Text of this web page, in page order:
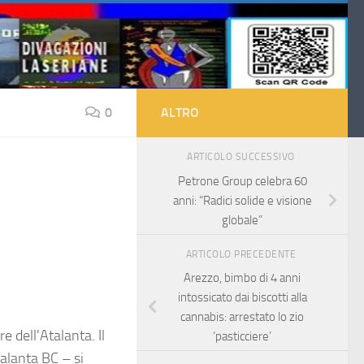
0
dell'Atalanta. Il
BC – si
ALTRO
ARTICOLO SUCCESSIVO
Petrone Group celebra 60
anni: “Radici solide e visione
globale”
ARTICOLO PRECEDENTE
Arezzo, bimbo di 4 anni
intossicato dai biscotti alla
cannabis: arrestato lo zio
‘pasticciere’